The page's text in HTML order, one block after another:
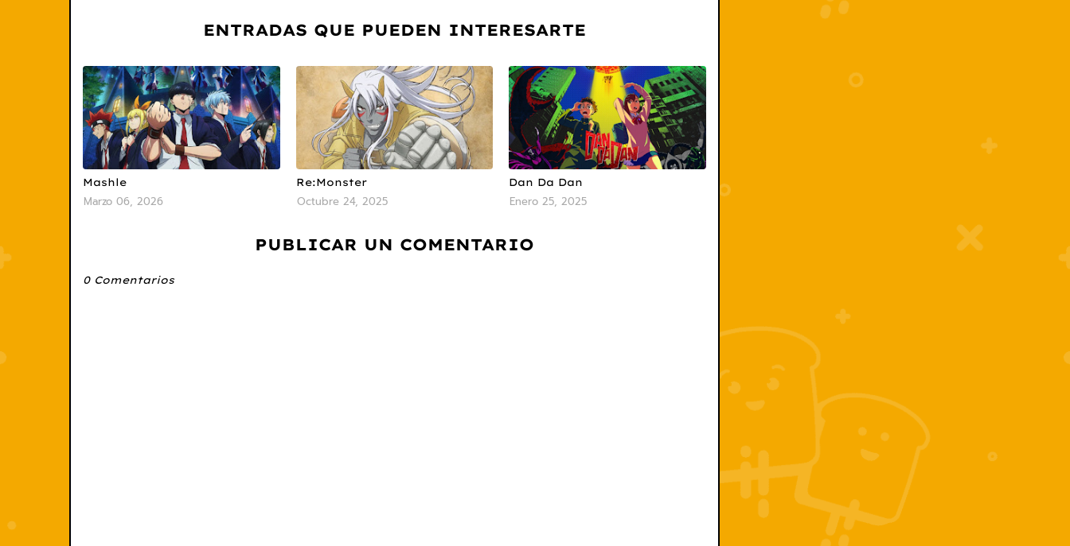
ENTRADAS QUE PUEDEN INTERESARTE
Mashle
Marzo 06, 2026
Re:Monster
Octubre 24, 2025
Dan Da Dan
Enero 25, 2025
PUBLICAR UN COMENTARIO
0 Comentarios